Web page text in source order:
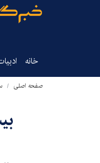
خانه
صفحه اصلی